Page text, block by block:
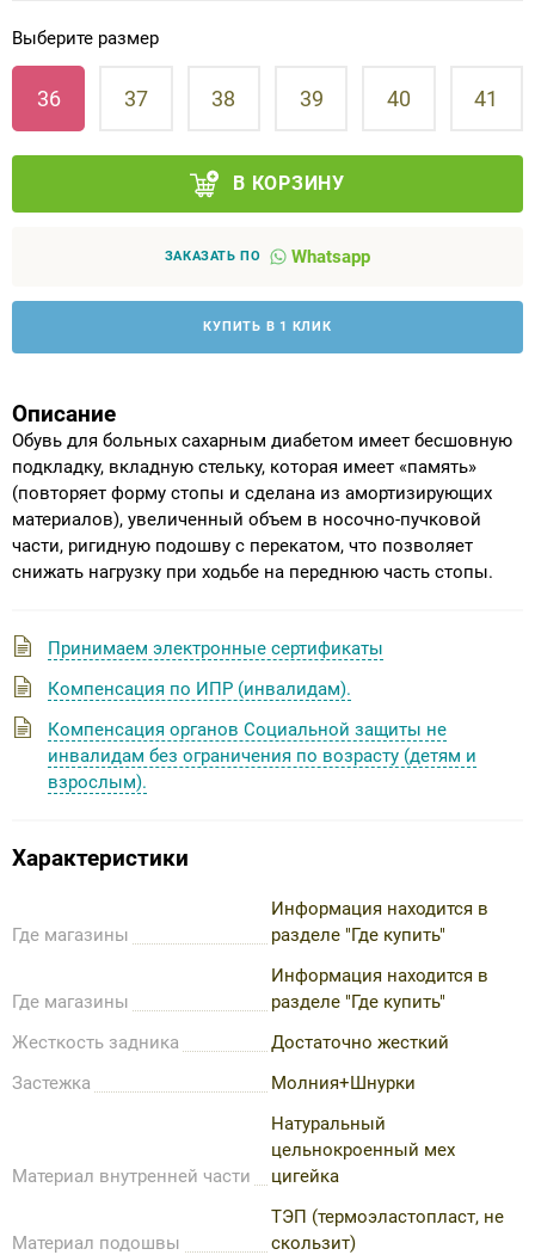
Выберите размер
36 37 38 39 40 41
В КОРЗИНУ
ЗАКАЗАТЬ ПО Whatsapp
КУПИТЬ В 1 КЛИК
Описание
Обувь для больных сахарным диабетом имеет бесшовную
подкладку, вкладную стельку, которая имеет «память»
(повторяет форму стопы и сделана из амортизирующих
материалов), увеличенный объем в носочно-пучковой
части, ригидную подошву с перекатом, что позволяет
снижать нагрузку при ходьбе на переднюю часть стопы.
Принимаем электронные сертификаты
Компенсация по ИПР (инвалидам).
Компенсация органов Социальной защиты не
инвалидам без ограничения по возрасту (детям и
взрослым).
Характеристики
Где магазины
Информация находится в
разделе "Где купить"
Где магазины
Информация находится в
разделе "Где купить"
Жесткость задника
Достаточно жесткий
Застежка
Молния+Шнурки
Материал внутренней части
Натуральный
цельнокроенный мех
цигейка
Материал подошвы
ТЭП (термоэластопласт, не
скользит)
Аппараты на суставы
Санитарные приспособления для
инвалидов
Противопролежневые матрасы, подушки
ОПОРЫ, ВЕРТИКАЛИЗАТОРЫ, Оборудование
Индивидуальное изготовление